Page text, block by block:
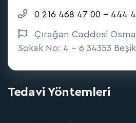
0 216 468 47 00 - 444
Çırağan Caddesi
Sokak No: 4 - 6 34353
Tedavi Yöntemleri